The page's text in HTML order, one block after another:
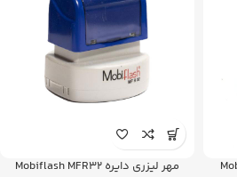
مهر لیزری دایره Mobiflash MFR32